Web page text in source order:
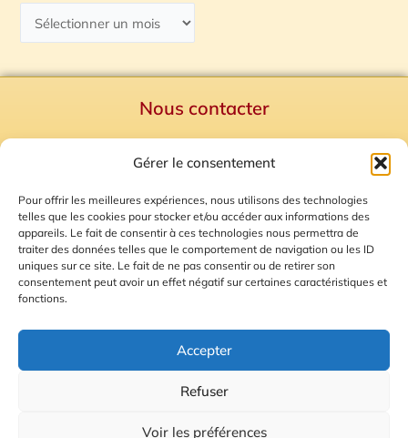
Gérer le consentement
Pour offrir les meilleures expériences, nous utilisons des technologies
telles que les cookies pour stocker et/ou accéder aux informations des
appareils. Le fait de consentir à ces technologies nous permettra de
traiter des données telles que le comportement de navigation ou les ID
uniques sur ce site. Le fait de ne pas consentir ou de retirer son
consentement peut avoir un effet négatif sur certaines caractéristiques et
fonctions.
Accepter
Refuser
Voir les préférences
Nous contacter
Mentions Légales
Plan du site
Gestion des Cookies
© 2026 Radio Calade